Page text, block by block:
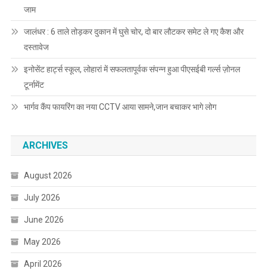
जाम
जालंधर : 6 ताले तोड़कर दुकान में घुसे चोर, दो बार लौटकर समेट ले गए कैश और
दस्तावेज
इनोसेंट हार्ट्स स्कूल, लोहारां में सफलतापूर्वक संपन्न हुआ पीएसईबी गर्ल्स ज़ोनल
टूर्नामेंट
भार्गव कैंप फायरिंग का नया CCTV आया सामने,जान बचाकर भागे लोग
ARCHIVES
August 2026
July 2026
June 2026
May 2026
April 2026